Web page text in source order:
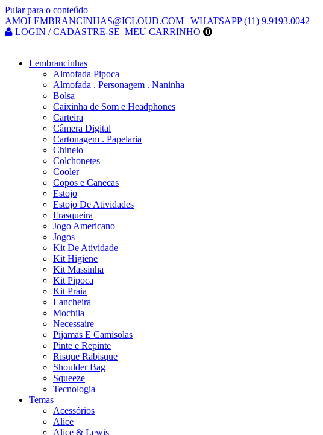
Pular para o conteúdo
AMOLEMBRANCINHAS@ICLOUD.COM | WHATSAPP (11) 9.9193.0042
LOGIN / CADASTRE-SE MEU CARRINHO 0
Lembrancinhas
Almofada Pipoca
Almofada . Personagem . Naninha
Bolsa
Caixinha de Som e Headphones
Carteira
Câmera Digital
Cartonagem . Papelaria
Chinelo
Colchonetes
Cooler
Copos e Canecas
Estojo
Estojo De Atividades
Frasqueira
Jogo Americano
Jogos
Kit De Atividade
Kit Higiene
Kit Massinha
Kit Pipoca
Kit Praia
Lancheira
Mochila
Necessaire
Pijamas E Camisolas
Pinte e Repinte
Risque Rabisque
Shoulder Bag
Squeeze
Tecnologia
Temas
Acessórios
Alice
Alice & Lewis